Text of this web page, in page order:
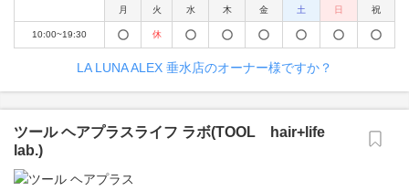
月
火 水 木 金 土 日 祝
10:00~19:30 休
LA LUNA ALEX 垂水店のオーナー様ですか？
ツール ヘアプラスライフ ラボ(TOOL hair+life
lab.)